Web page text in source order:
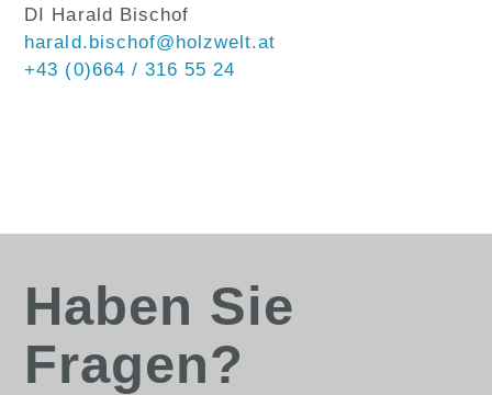
DI Harald Bischof
harald.bischof@holzwelt.at
+43 (0)664 / 316 55 24
Haben Sie
Fragen?